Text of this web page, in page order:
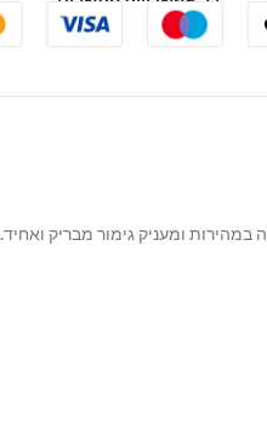
ומעניק גימור מבריק ואחיד.